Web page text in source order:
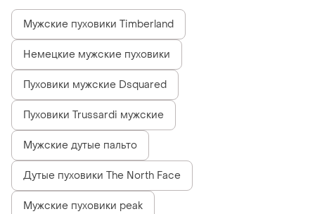
Мужские пуховики Timberland
Немецкие мужские пуховики
Пуховики мужские Dsquared
Пуховики Trussardi мужские
Мужские дутые пальто
Дутые пуховики The North Face
Мужские пуховики peak